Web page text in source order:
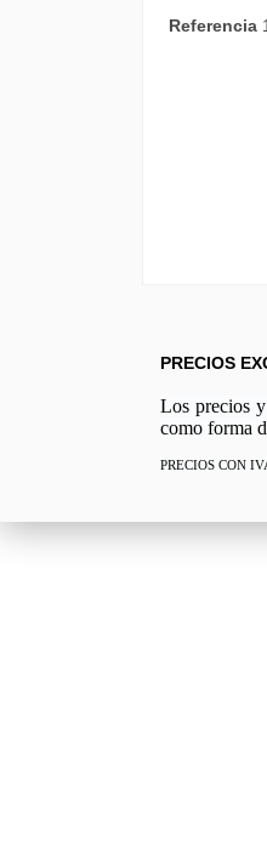
Referencia
PRECIOS
Los precios
como forma
PRECIOS CON